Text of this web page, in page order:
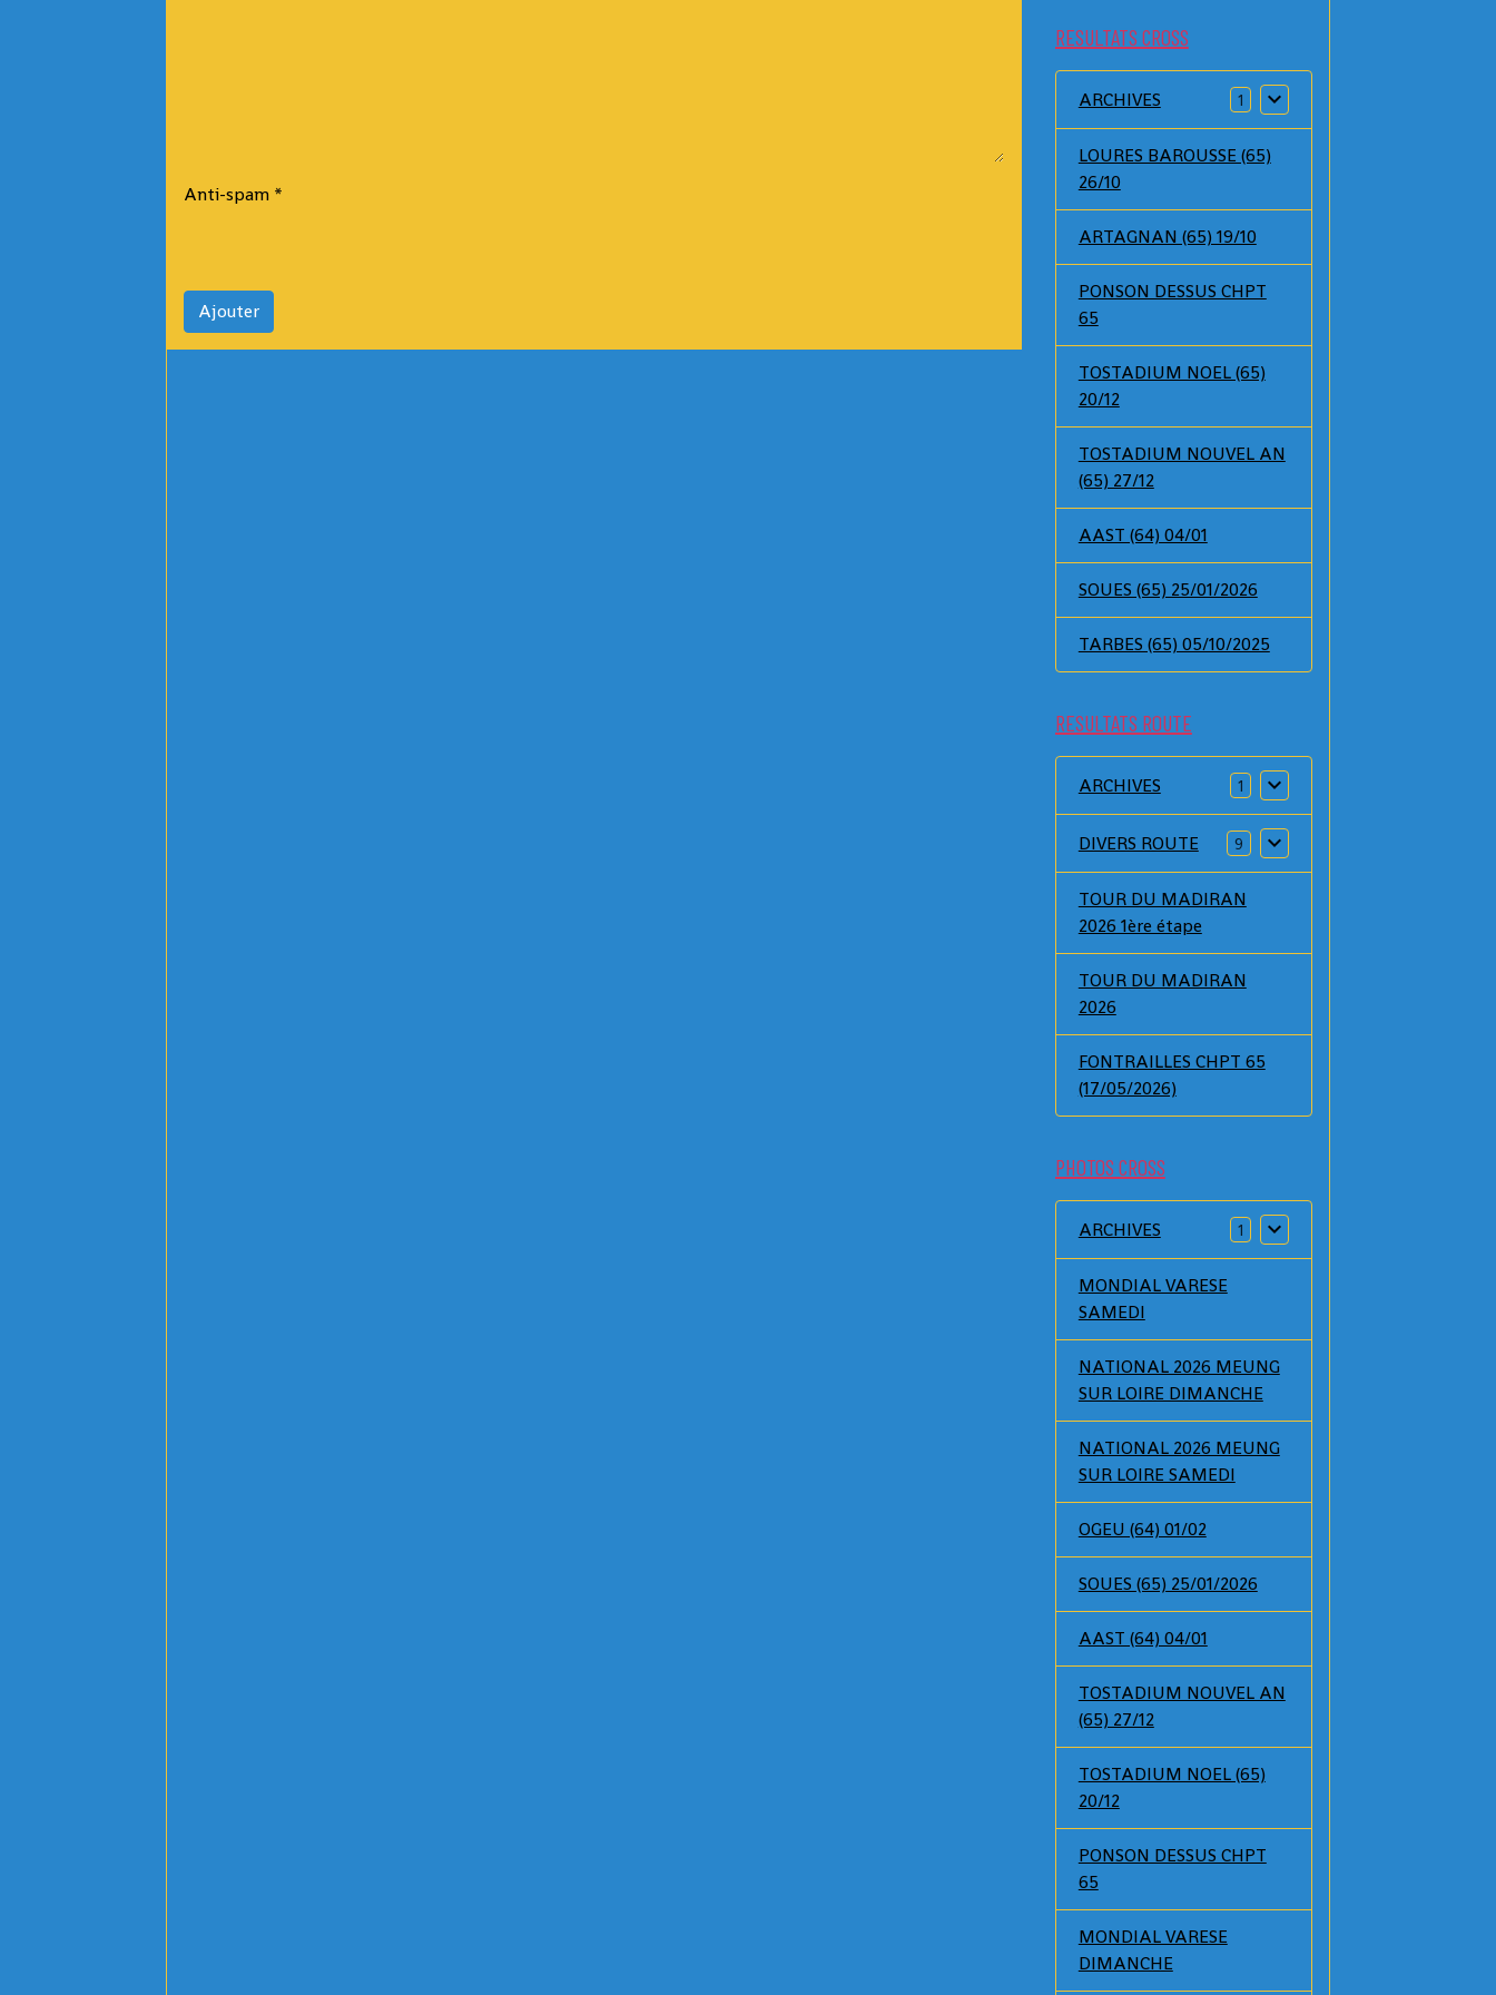
Anti-spam
Ajouter
RESULTATS CROSS
ARCHIVES 1
LOURES BAROUSSE (65)
26/10
ARTAGNAN (65) 19/10
PONSON DESSUS CHPT
65
TOSTADIUM NOEL (65)
20/12
TOSTADIUM NOUVEL AN
(65) 27/12
AAST (64) 04/01
SOUES (65) 25/01/2026
TARBES (65) 05/10/2025
RESULTATS ROUTE
ARCHIVES 1
DIVERS ROUTE 9
TOUR DU MADIRAN
2026 1ère étape
TOUR DU MADIRAN
2026
FONTRAILLES CHPT 65
(17/05/2026)
PHOTOS CROSS
ARCHIVES 1
MONDIAL VARESE
SAMEDI
NATIONAL 2026 MEUNG
SUR LOIRE DIMANCHE
NATIONAL 2026 MEUNG
SUR LOIRE SAMEDI
OGEU (64) 01/02
SOUES (65) 25/01/2026
AAST (64) 04/01
TOSTADIUM NOUVEL AN
(65) 27/12
TOSTADIUM NOEL (65)
20/12
PONSON DESSUS CHPT
65
MONDIAL VARESE
DIMANCHE